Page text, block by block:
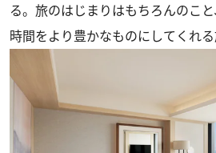
る。旅のはじまりはもちろんのこ
時間をより豊かなものにしてくれる